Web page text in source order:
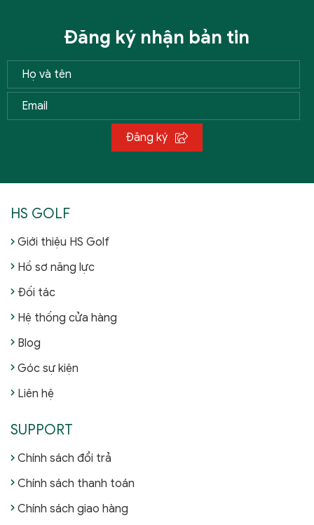
Đăng ký nhận bản tin
Đăng ký
HS GOLF
Giới thiệu HS Golf
Hồ sơ năng lực
Đối tác
Hệ thống cửa hàng
Blog
Góc sự kiện
Liên hệ
SUPPORT
Chính sách đổi trả
Chính sách thanh toán
Chính sách giao hàng